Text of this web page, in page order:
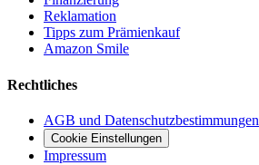
Reklamation
Tipps zum Prämienkauf
Amazon Smile
Rechtliches
AGB und Datenschutzbestimmungen
Cookie Einstellungen
Impressum